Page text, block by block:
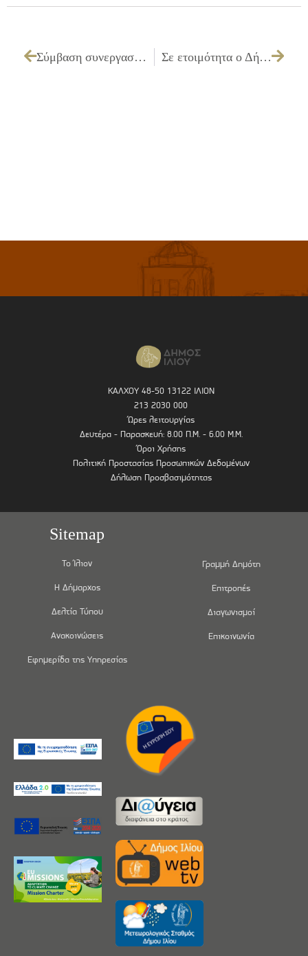
Σύμβαση συνεργασίας του Δήμου Ιλίου με Συλλογικό Σύστημα Ανακύκλωσης αποβλήτων εκσκαφών, κατεδαφίσεων και κατασκευών (Α.Ε.Κ.Κ.) για εναπόθεση αυτών σε εγκατάσταση προσωρινής αποθήκευσης διάθεσης διαλογής, αξιοποίησης και επεξεργασίας Σε ετοιμότητα ο Δήμος Ιλίου λόγω υψηλών θερμοκρασιών
ΚΑΛΧΟΥ 48-50 13122 ΙΛΙΟΝ
213 2030 000
Ώρες λειτουργίας
Δευτέρα - Παρασκευή: 8.00 Π.Μ. - 6.00 Μ.Μ.
Όροι Χρήσης
Πολιτική Προστασίας Προσωπικών Δεδομένων
Δήλωση Προσβασιμότητας
Sitemap
Το Ίλιον
Η Δήμαρχος
Δελτία Τύπου
Ανακοινώσεις
Εφημερίδα της Υπηρεσίας
Γραμμή Δημότη
Επιτροπές
Διαγωνισμοί
Επικοινωνία